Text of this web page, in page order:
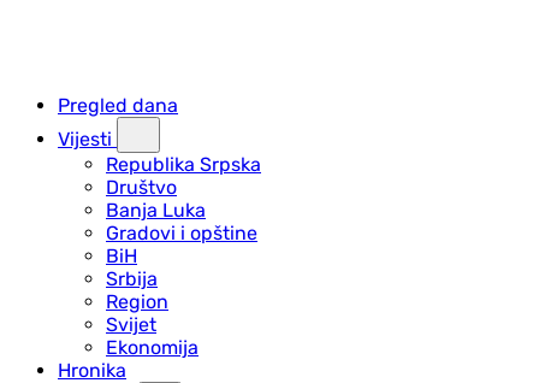
Pregled dana
Vijesti
Republika Srpska
Društvo
Banja Luka
Gradovi i opštine
BiH
Srbija
Region
Svijet
Ekonomija
Hronika